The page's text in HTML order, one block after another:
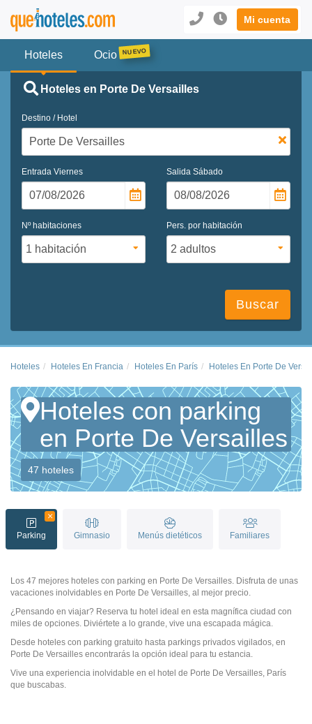
Mi cuenta
Hoteles Ocio
Hoteles en Porte De Versailles
Destino / Hotel
Entrada Viernes Salida Sábado
Nº habitaciones Pers. por habitación
Buscar
Hoteles Hoteles En Francia Hoteles En París Hoteles En Porte De
Hoteles con parking
en Porte De Versailles
47 hoteles
Parking Gimnasio Menús dietéticos Familiares
Los 47 mejores hoteles con parking en Porte De Versailles. Disfruta de unas
vacaciones inolvidables en Porte De Versailles, al mejor precio.
¿Pensando en viajar? Reserva tu hotel ideal en esta magnífica ciudad con
miles de opciones. Diviértete a lo grande, vive una escapada mágica.
Desde hoteles con parking gratuito hasta parkings privados vigilados, en
Porte De Versailles encontrarás la opción ideal para tu estancia.
Vive una experiencia inolvidable en el hotel de Porte De Versailles, París
que buscabas.